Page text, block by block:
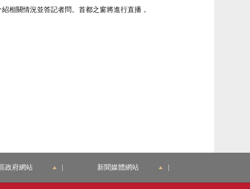
相關情況並答記者問。首都之窗將進行直播，
政府網站 新聞媒體網站